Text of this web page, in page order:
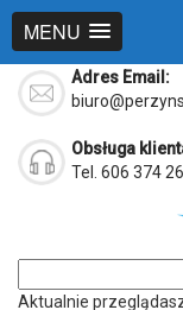
MENU
Adres Email:
Obsługa
Tel. 606 374
Aktualnie